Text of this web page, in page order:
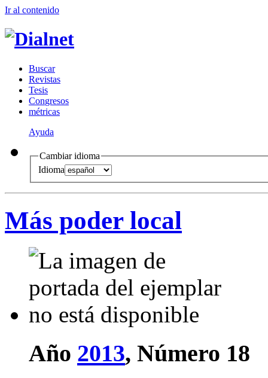
Ir al contenido
Buscar
Revistas
Tesis
Congresos
métricas
Ayuda
Cambiar idioma
Idioma
Más poder local
Año 2013, Número 18